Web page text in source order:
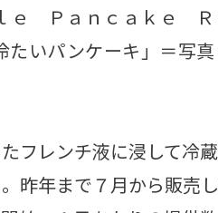
ｅ Ｐａｎｃａｋｅ Ｒ
いパンケーキ」＝写
フレンチ液に浸して冷
昨年まで７月から販売